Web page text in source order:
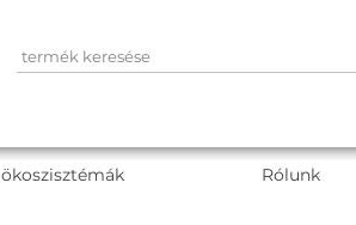
ökoszisztémák Rólunk